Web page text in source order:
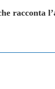
racconta